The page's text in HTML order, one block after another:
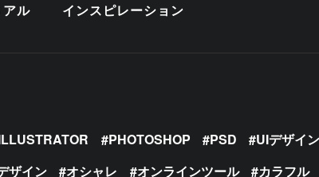
ル インスピレーション
PHOTOSHOP PSD UIデザイン
ザイン オシャレ オンラインツール カラフル